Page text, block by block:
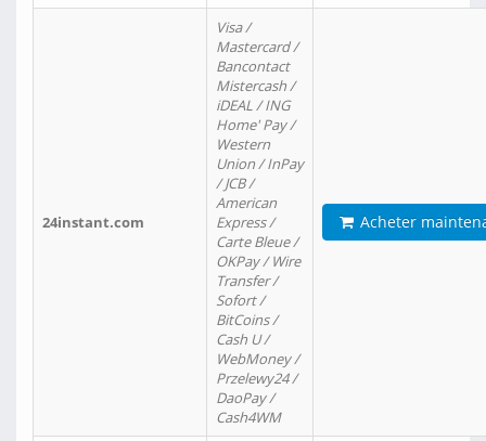
24instant.com
Visa /
Mastercard /
Bancontact
Mistercash /
iDEAL / ING
Home' Pay /
Western
Union / InPay
/ JCB /
American
Express /
Carte Bleue /
OKPay / Wire
Transfer /
Sofort /
BitCoins /
Cash U /
WebMoney /
Przelewy24 /
DaoPay /
Cash4WM
Acheter